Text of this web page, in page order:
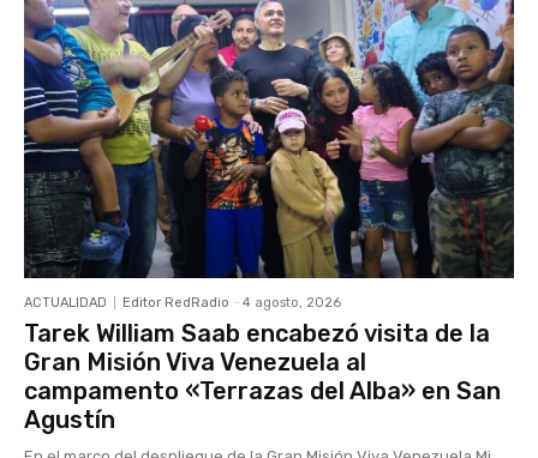
ACTUALIDAD Editor RedRadio - 4 agosto, 2026
Tarek William Saab encabezó visita de la
Gran Misión Viva Venezuela al
campamento «Terrazas del Alba» en San
Agustín